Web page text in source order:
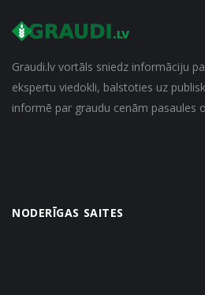
Graudi.lv vortāls sniedz informāciju
ekspertu viedokli, balstoties uz
informē par graudu cenām pasaules
NODERĪGAS SAITES